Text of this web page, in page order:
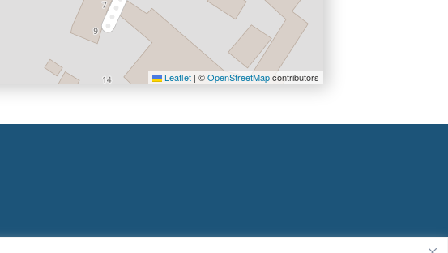
Leaflet | ©OpenStreetMapcontributors